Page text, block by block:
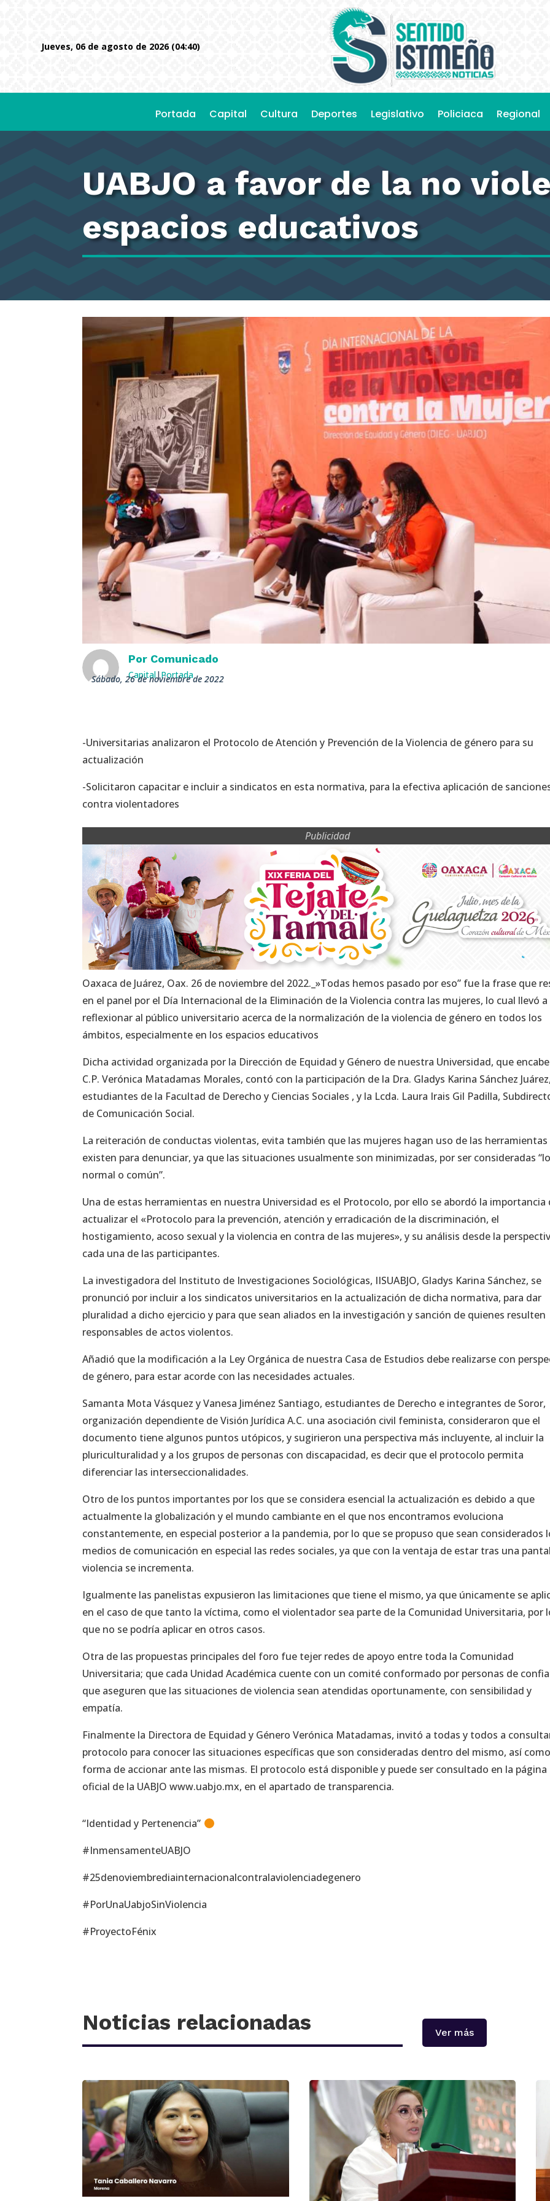
jueves, 06 de agosto de 2026 (04:40)
Portada Capital Cultura Deportes Legislativo Policiaca Regional
UABJO a favor de la no
espacios educativos
Por Comunicado
Capital|Portada
sábado, 26 de noviembre de 2022
-Universitarias analizaron el Protocolo de Atención y Prevención de la Violencia de género para su
actualización
-Solicitaron capacitar e incluir a sindicatos en esta normativa, para la efectiva aplicación de
contra violentadores
Publicidad
Oaxaca de Juárez, Oax. 26 de noviembre del 2022._»Todas hemos pasado por eso” fue la frase que
en el panel por el Día Internacional de la Eliminación de la Violencia contra las mujeres, lo cual llevó a
reflexionar al público universitario acerca de la normalización de la violencia de género en todos los
ámbitos, especialmente en los espacios educativos
Dicha actividad organizada por la Dirección de Equidad y Género de nuestra Universidad, que
C.P. Verónica Matadamas Morales, contó con la participación de la Dra. Gladys Karina Sánchez
estudiantes de la Facultad de Derecho y Ciencias Sociales , y la Lcda. Laura Irais Gil Padilla,
de Comunicación Social.
La reiteración de conductas violentas, evita también que las mujeres hagan uso de las
existen para denunciar, ya que las situaciones usualmente son minimizadas, por ser consideradas
normal o común”.
Una de estas herramientas en nuestra Universidad es el Protocolo, por ello se abordó la importancia
actualizar el «Protocolo para la prevención, atención y erradicación de la discriminación, el
hostigamiento, acoso sexual y la violencia en contra de las mujeres», y su análisis desde la
cada una de las participantes.
La investigadora del Instituto de Investigaciones Sociológicas, IISUABJO, Gladys Karina Sánchez, se
pronunció por incluir a los sindicatos universitarios en la actualización de dicha normativa, para dar
pluralidad a dicho ejercicio y para que sean aliados en la investigación y sanción de quienes resulten
responsables de actos violentos.
Añadió que la modificación a la Ley Orgánica de nuestra Casa de Estudios debe realizarse con
de género, para estar acorde con las necesidades actuales.
Samanta Mota Vásquez y Vanesa Jiménez Santiago, estudiantes de Derecho e integrantes de Soror,
organización dependiente de Visión Jurídica A.C. una asociación civil feminista, consideraron que el
documento tiene algunos puntos utópicos, y sugirieron una perspectiva más incluyente, al incluir la
pluriculturalidad y a los grupos de personas con discapacidad, es decir que el protocolo permita
diferenciar las interseccionalidades.
Otro de los puntos importantes por los que se considera esencial la actualización es debido a que
actualmente la globalización y el mundo cambiante en el que nos encontramos evoluciona
constantemente, en especial posterior a la pandemia, por lo que se propuso que sean considerados
medios de comunicación en especial las redes sociales, ya que con la ventaja de estar tras una
violencia se incrementa.
Igualmente las panelistas expusieron las limitaciones que tiene el mismo, ya que únicamente se
en el caso de que tanto la víctima, como el violentador sea parte de la Comunidad Universitaria, por
que no se podría aplicar en otros casos.
Otra de las propuestas principales del foro fue tejer redes de apoyo entre toda la Comunidad
Universitaria; que cada Unidad Académica cuente con un comité conformado por personas de
que aseguren que las situaciones de violencia sean atendidas oportunamente, con sensibilidad y
empatía.
Finalmente la Directora de Equidad y Género Verónica Matadamas, invitó a todas y todos a
protocolo para conocer las situaciones específicas que son consideradas dentro del mismo, así
forma de accionar ante las mismas. El protocolo está disponible y puede ser consultado en la página
oficial de la UABJO www.uabjo.mx, en el apartado de transparencia.
“Identidad y Pertenencia”
#InmensamenteUABJO
#25denoviembrediainternacionalcontralaviolenciadegenero
#PorUnaUabjoSinViolencia
#ProyectoFénix
Noticias relacionadas Ver más